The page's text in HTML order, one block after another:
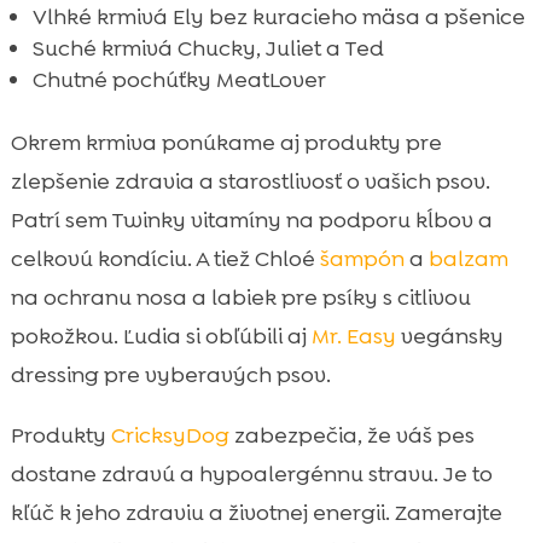
Vlhké krmivá Ely bez kuracieho mäsa a pšenice
Suché krmivá Chucky, Juliet a Ted
Chutné pochúťky MeatLover
Okrem krmiva ponúkame aj produkty pre
zlepšenie zdravia a starostlivosť o vašich psov.
Patrí sem Twinky vitamíny na podporu kĺbov a
celkovú kondíciu. A tiež Chloé šampóna balzam
na ochranu nosa a labiek pre psíky s citlivou
pokožkou. Ľudia si obľúbili aj Mr. Easy vegánsky
dressing pre vyberavých psov.
Produkty CricksyDogzabezpečia, že váš pes
dostane zdravú a hypoalergénnu stravu. Je to
kľúč k jeho zdraviu a životnej energii. Zamerajte